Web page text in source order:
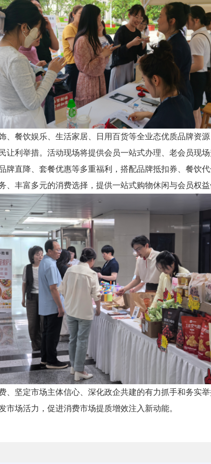
、餐饮娱乐、生活家居、日用百货等全业态优质品牌资
让利举措。活动现场将提供会员一站式办理、老会员现
牌直降、套餐优惠等多重福利，搭配品牌抵扣券、餐饮
、丰富多元的消费选择，提供一站式购物休闲与会员权益
、坚定市场主体信心、深化政企共建的有力抓手和务实
市场活力，促进消费市场提质增效注入新动能。